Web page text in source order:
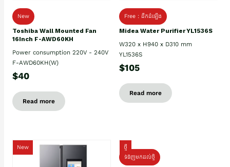
New
Toshiba Wall Mounted Fan
16Inch F-AWD60KH
Power consumption 220V - 240V
F-AWD60KH(W)
$40
Read more
Free : ដឹកដំឡើង
Midea Water Purifier YL1536S
W320 x H940 x D310 mm
YL1536S
$105
Read more
New
ថ្មី
ទំនិញមកដល់ថ្មិ